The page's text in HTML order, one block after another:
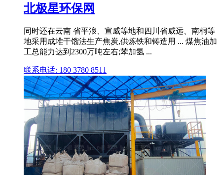
北极星环保网
同时还在云南 省平浪、宣威等地和四川省威远、南桐等
地采用成堆干馏法生产焦炭,供炼铁和铸造用 ... 煤焦油加
工总能力达到2300万吨左右;苯加氢 ...
联系电话: 180 3780 8511